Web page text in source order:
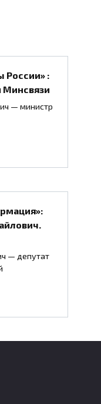
России» :
Минсвязи
— министр
— депутат